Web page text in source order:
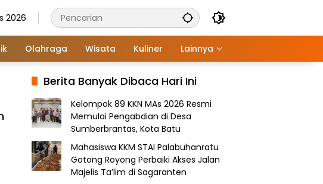
2026
Olahraga Wisata Kuliner Lainnya
Berita Banyak Dibaca Hari Ini
Kelompok 89 KKN MAs 2026 Resmi
Memulai Pengabdian di Desa
Sumberbrantas, Kota Batu
Mahasiswa KKM STAI Palabuhanratu
Gotong Royong Perbaiki Akses Jalan
Majelis Ta’lim di Sagaranten